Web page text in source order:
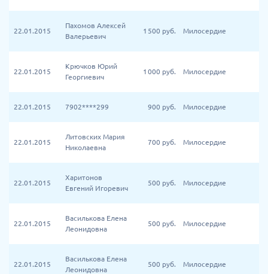
22.01.2015
Пахомов Алексей
Валерьевич
1 500 руб. Милосердие
22.01.2015
Крючков Юрий
Георгиевич
1 000 руб. Милосердие
22.01.2015 7902****299 900 руб. Милосердие
22.01.2015
Литовских Мария
Николаевна
700 руб. Милосердие
22.01.2015
Харитонов
Евгений Игоревич
500 руб. Милосердие
22.01.2015
Василькова Елена
Леонидовна
500 руб. Милосердие
22.01.2015
Василькова Елена
Леонидовна
500 руб. Милосердие